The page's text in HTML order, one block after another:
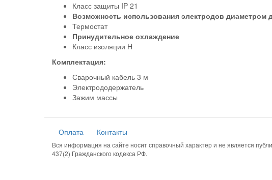
Класс защиты IP 21
Возможность использования электродов диаметром
Термостат
Принудительное охлаждение
Класс изоляции H
Комплектация:
Сварочный кабель 3 м
Электрододержатель
Зажим массы
Оплата Контакты
Вся информация на сайте носит справочный характер и не является
437(2) Гражданского кодекса РФ.